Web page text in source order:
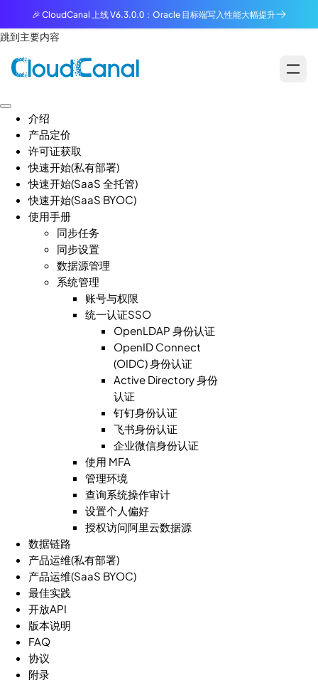
🎉 CloudCanal 上线 V6.3.0.0：Oracle 目标端写入性能大幅提升
跳到主要内容
介绍
产品定价
许可证获取
快速开始(私有部署)
快速开始(SaaS 全托管)
快速开始(SaaS BYOC)
使用手册
同步任务
同步设置
数据源管理
系统管理
账号与权限
统一认证SSO
OpenLDAP 身份认证
OpenID Connect
(OIDC) 身份认证
Active Directory 身份
认证
钉钉身份认证
飞书身份认证
企业微信身份认证
使用 MFA
管理环境
查询系统操作审计
设置个人偏好
授权访问阿里云数据源
数据链路
产品运维(私有部署)
产品运维(SaaS BYOC)
最佳实践
开放API
版本说明
FAQ
协议
附录